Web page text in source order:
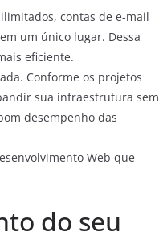
ilimitados, contas de e-mail
um único lugar. Dessa
eficiente.
Conforme os projetos
sua infraestrutura sem
desempenho das
Web que
do seu